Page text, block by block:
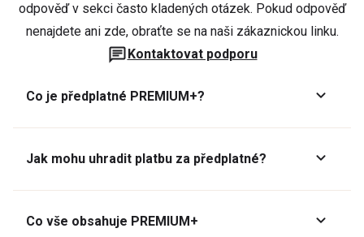
odpověď v sekci často kladených otázek. Pokud odpověď
nenajdete ani zde, obraťte se na naši zákaznickou linku.
Kontaktovat podporu
Co je předplatné PREMIUM+?
Jak mohu uhradit platbu za předplatné?
Co vše obsahuje PREMIUM+